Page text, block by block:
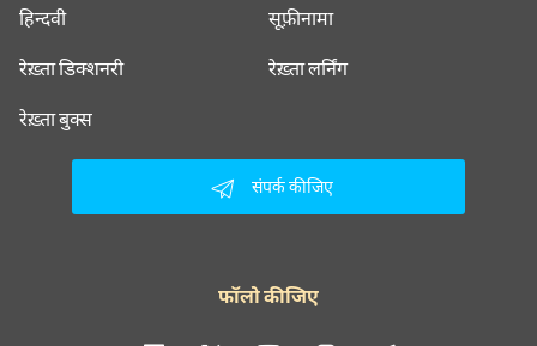
हिन्दवी सूफ़ीनामा
रेख़्ता डिक्शनरी रेख़्ता लर्निंग
रेख़्ता बुक्स
संपर्क कीजिए
फॉलो कीजिए